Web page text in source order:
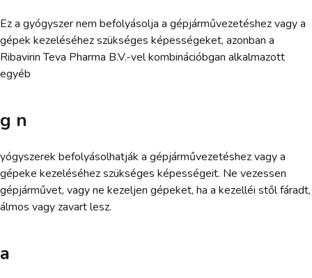
Ez a gyógyszer nem befolyásolja a gépjárművezetéshez vagy a
gépek kezeléséhez szükséges képességeket, azonban a
Ribavirin Teva Pharma B.V.-vel kombinációbgan alkalmazott
egyéb
g n
yógyszerek befolyásolhatják a gépjárművezetéshez vagy a
gépeke kezeléséhez szükséges képességeit. Ne vezessen
gépjárművet, vagy ne kezeljen gépeket, ha a kezelléi stől fáradt,
álmos vagy zavart lesz.
a